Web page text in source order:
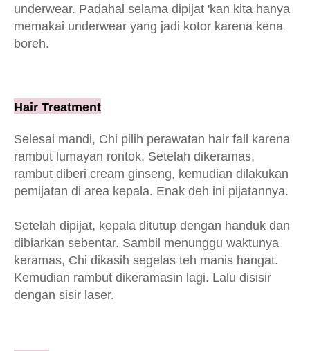
underwear. Padahal selama dipijat 'kan kita hanya
memakai underwear yang jadi kotor karena kena
boreh.
Hair Treatment
Selesai mandi, Chi pilih perawatan hair fall karena
rambut lumayan rontok. Setelah dikeramas,
rambut diberi cream ginseng, kemudian dilakukan
pemijatan di area kepala. Enak deh ini pijatannya.
Setelah dipijat, kepala ditutup dengan handuk dan
dibiarkan sebentar. Sambil menunggu waktunya
keramas, Chi dikasih segelas teh manis hangat.
Kemudian rambut dikeramasin lagi. Lalu disisir
dengan sisir laser.